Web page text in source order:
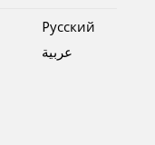
Pусский
عربية